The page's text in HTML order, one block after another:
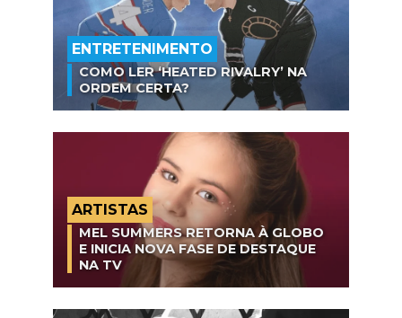
ENTRETENIMENTO
COMO LER ‘HEATED RIVALRY’ NA
ORDEM CERTA?
ARTISTAS
MEL SUMMERS RETORNA À GLOBO
E INICIA NOVA FASE DE DESTAQUE
NA TV